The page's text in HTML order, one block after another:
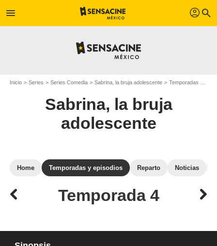
menu profil search
Inicio Series Series Comedia Sabrina, la bruja adolescente Temporadas de Sabrina, la bruja adolescente
Sabrina, la bruja
adolescente
Home Temporadas y episodios Reparto Noticias
Temporada 4